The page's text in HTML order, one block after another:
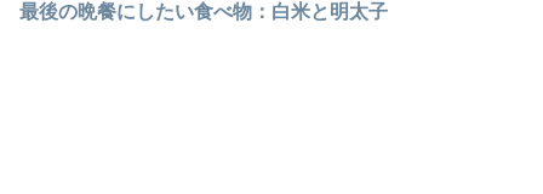
最後の晩餐にしたい食べ物：白米と明太子